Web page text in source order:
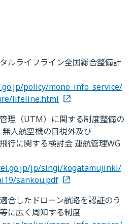
ルライフライン全国総合整備計
policy/mono_info_service/
lifeline.html
理（UTM）に関する制度整備の
人航空機の目視外及び
行に関する検討会 運航管理WG
jp/singi/kogatamujinki/
sankou.pdf
合したドローン航路を認証のう
に広く周知する制度